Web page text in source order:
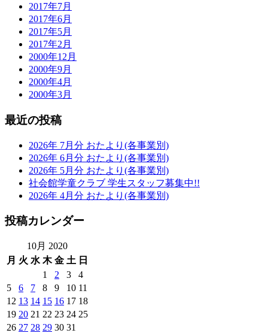
2017年7月
2017年6月
2017年5月
2017年2月
2000年12月
2000年9月
2000年4月
2000年3月
最近の投稿
2026年 7月分 おたより(各事業別)
2026年 6月分 おたより(各事業別)
2026年 5月分 おたより(各事業別)
社会館学童クラブ 学生スタッフ募集中!!
2026年 4月分 おたより(各事業別)
投稿カレンダー
10月 2020
月 火 水 木 金 土 日
1
2 3
4
5
6 7 8 9 10 11
12 13 14 15 16 17 18
19 20 21 22 23 24 25
26 27 28 29 30 31